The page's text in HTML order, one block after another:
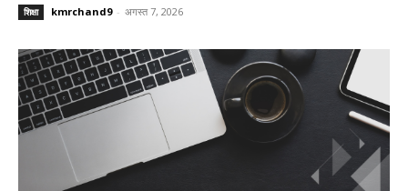
शिक्षा kmrchand9 - अगस्त 7, 2026